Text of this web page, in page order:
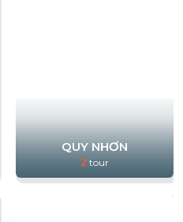
QUY NHƠN
2 tour